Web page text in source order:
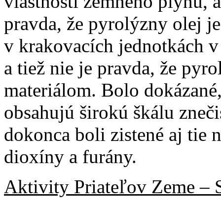
pravda, že pyrolýzny olej
v krakovacích jednotkách
a tiež nie je pravda, že
materiálom. Bolo
obsahujú širokú škálu
dokonca boli zistené aj tie
dioxíny a furány.
Aktivity Priateľov Zeme –